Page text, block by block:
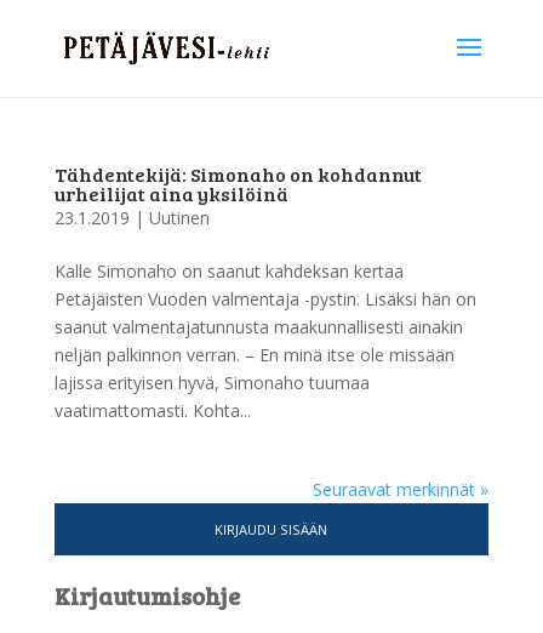
Tähdentekijä: Simonaho on kohdannut
urheilijat aina yksilöinä
23.1.2019 | Uutinen
Kalle Simonaho on saanut kahdeksan kertaa
Petäjäisten Vuoden valmentaja -pystin. Lisäksi hän on
saanut valmentajatunnusta maakunnallisesti ainakin
neljän palkinnon verran. – En minä itse ole missään
lajissa erityisen hyvä, Simonaho tuumaa
vaatimattomasti. Kohta...
Seuraavat merkinnät »
KIRJAUDU SISÄÄN
Kirjautumisohje